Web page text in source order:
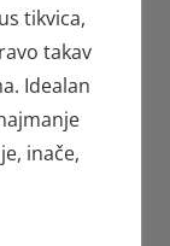
tikvica,
takav
Idealan
inače,